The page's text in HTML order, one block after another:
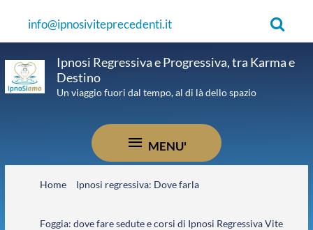
info@ipnosiviteprecedenti.it Cerca
Ipnosi Regressiva e Progressiva, tra Karma e
Destino
Un viaggio fuori dal tempo, al di là dello spazio
MENU'
MENU'
Home Ipnosi regressiva: Dove farla
Foggia: dove fare sedute e corsi di Ipnosi Regressiva Vite